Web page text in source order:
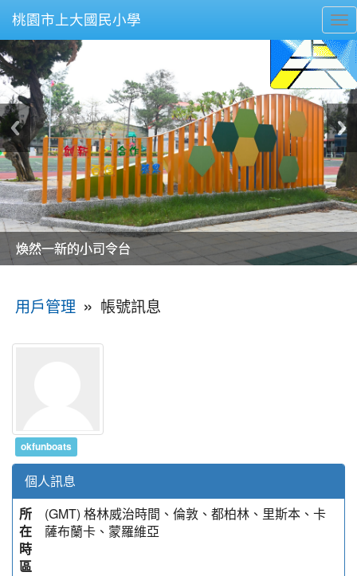
桃園市上大國民小學
美麗的操場是我們活力的來源
美麗的操場是我們活力的來源
煥然一新的小司令台
煥然一新的小司令台
富含桃園埤塘田園風光意象的中廊
富含桃園埤塘田園風光意象的中廊
嶄新的中庭廣場
嶄新的中庭廣場
水生池生生不息
水生池生生不息
用戶管理 » 帳號訊息
okfunboats
個人訊息
所
在
時
區
(GMT) 格林威治時間、倫敦、都柏林、里斯本、卡
薩布蘭卡、蒙羅維亞